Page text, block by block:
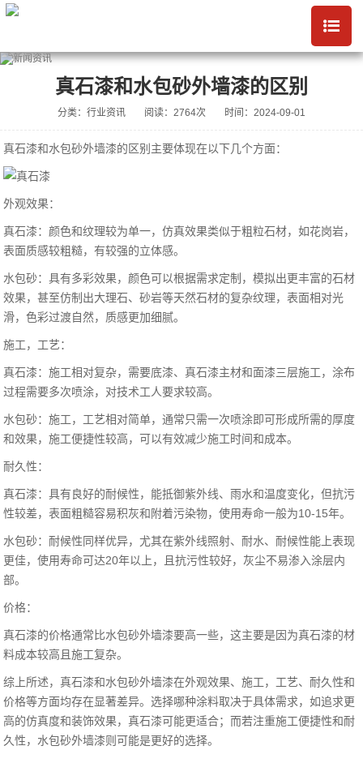
真石漆和水包砂外墙漆的区别
分类：行业资讯 阅读：2764次 时间：2024-09-01
真石漆和水包砂外墙漆的区别主要体现在以下几个方面：
‌外观效果‌：
真石漆：颜色和纹理较为单一，仿真效果类似于粗粒石材，如花岗岩，
表面质感较粗糙，有较强的立体感。‌
水包砂：具有多彩效果，颜色可以根据需求定制，模拟出更丰富的石材
效果，甚至仿制出大理石、砂岩等天然石材的复杂纹理，表面相对光
滑，色彩过渡自然，质感更加细腻。‌
‌施工，工艺‌：
真石漆：施工相对复杂，需要底漆、真石漆主材和面漆三层施工，涂布
过程需要多次喷涂，对技术工人要求较高。‌
水包砂：施工，工艺相对简单，通常只需一次喷涂即可形成所需的厚度
和效果，施工便捷性较高，可以有效减少施工时间和成本。
‌耐久性‌：
真石漆：具有良好的耐候性，能抵御紫外线、雨水和温度变化，但抗污
性较差，表面粗糙容易积灰和附着污染物，使用寿命一般为10-15年。‌
水包砂：耐候性同样优异，尤其在紫外线照射、耐水、耐候性能上表现
更佳，使用寿命可达20年以上，且抗污性较好，灰尘不易渗入涂层内
部。
‌价格‌：
真石漆的价格通常比水包砂外墙漆要高一些，这主要是因为真石漆的材
料成本较高且施工复杂。‌
综上所述，真石漆和水包砂外墙漆在外观效果、施工，工艺、耐久性和
价格等方面均存在显著差异。选择哪种涂料取决于具体需求，如追求更
高的仿真度和装饰效果，真石漆可能更适合；而若注重施工便捷性和耐
久性，水包砂外墙漆则可能是更好的选择。